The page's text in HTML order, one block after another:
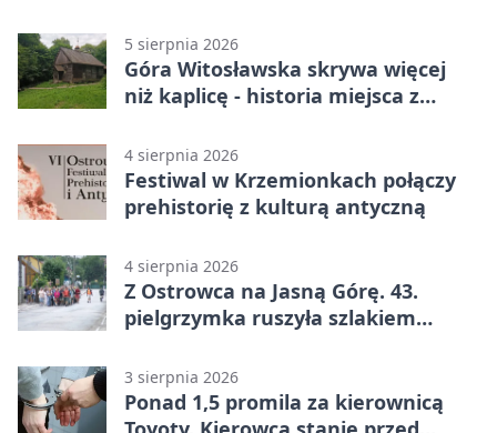
5 sierpnia 2026
Góra Witosławska skrywa więcej
niż kaplicę - historia miejsca z
4 sierpnia 2026
Festiwal w Krzemionkach połączy
prehistorię z kulturą antyczną
4 sierpnia 2026
Z Ostrowca na Jasną Górę. 43.
pielgrzymka ruszyła szlakiem
3 sierpnia 2026
Ponad 1,5 promila za kierownicą